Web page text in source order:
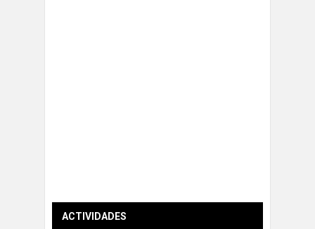
ACTIVIDADES